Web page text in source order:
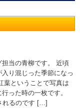
当の青柳です。 近頃
り混じった季節になっ
葉ということで写真は
った時の一枚です。
れるのです […]